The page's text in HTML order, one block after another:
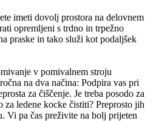
imeti dovolj prostora na delovnem
opremljeni s trdno in trpežno
praske in tako služi kot podaljšek
v pomivalnem stroju
na dva načina: Podpira vas pri
za čiščenje. Je treba posodo za
za ledene kocke čistiti? Preprosto jih
Vi pa čas preživite na bolj prijeten